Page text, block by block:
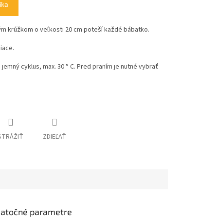
krúžkom o veľkosti 20 cm poteší každé bábätko.
cyklus, max. 30 ° C. Pred praním je nutné vybrať
ZDIEĽAŤ
parametre